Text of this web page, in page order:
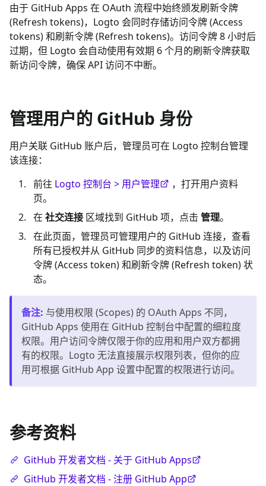
由于 GitHub Apps 在 OAuth 流程中始终颁发刷新令牌
(Refresh tokens)，Logto 会同时存储访问令牌 (Access
tokens) 和刷新令牌 (Refresh tokens)。访问令牌 8 小时后
过期，但 Logto 会自动使用有效期 6 个月的刷新令牌获取
新访问令牌，确保 API 访问不中断。
管理用户的 GitHub 身份
用户关联 GitHub 账户后，管理员可在 Logto 控制台管理
该连接：
前往 Logto 控制台 > 用户管理
，打开用户资料
页。
在 社交连接 区域找到 GitHub 项，点击 管理。
在此页面，管理员可管理用户的 GitHub 连接，查看
所有已授权并从 GitHub 同步的资料信息，以及访问
令牌 (Access token) 和刷新令牌 (Refresh token) 状
态。
备注: 与使用权限 (Scopes) 的 OAuth Apps 不同，
GitHub Apps 使用在 GitHub 控制台中配置的细粒度
权限。用户访问令牌仅限于你的应用和用户双方都拥
有的权限。Logto 无法直接展示权限列表，但你的应
用可根据 GitHub App 设置中配置的权限进行访问。
参考资料
GitHub 开发者文档 - 关于 GitHub Apps
GitHub 开发者文档 - 注册 GitHub App